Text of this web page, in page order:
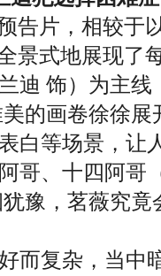
片，相较于
景式地展现了
迪 饰）为主
的画卷徐徐
白等场景，让
哥、十四阿哥
犹豫，茗薇究
复杂，当中